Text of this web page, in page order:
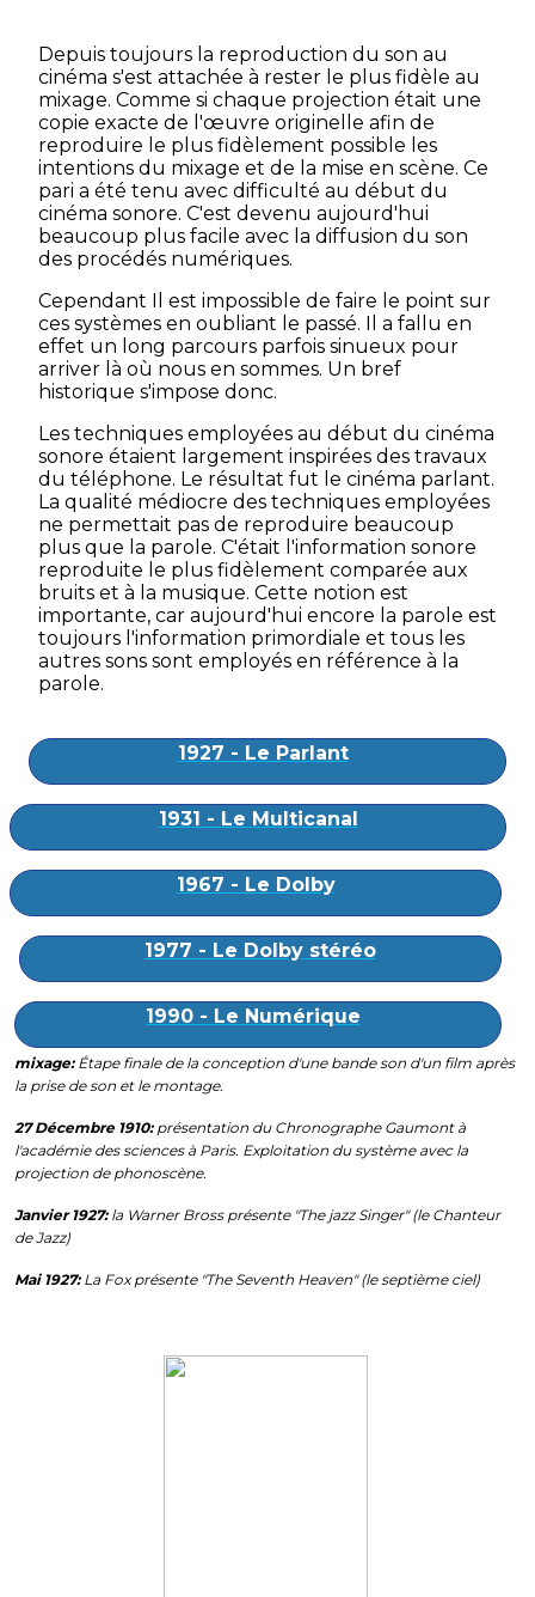
Depuis toujours la reproduction du son au
cinéma s'est attachée à rester le plus fidèle au
mixage. Comme si chaque projection était une
copie exacte de l'œuvre originelle afin de
reproduire le plus fidèlement possible les
intentions du mixage et de la mise en scène. Ce
pari a été tenu avec difficulté au début du
cinéma sonore. C'est devenu aujourd'hui
beaucoup plus facile avec la diffusion du son
des procédés numériques.
Cependant Il est impossible de faire le point sur
ces systèmes en oubliant le passé. Il a fallu en
effet un long parcours parfois sinueux pour
arriver là où nous en sommes. Un bref
historique s'impose donc.
Les techniques employées au début du cinéma
sonore étaient largement inspirées des travaux
du téléphone. Le résultat fut le cinéma parlant.
La qualité médiocre des techniques employées
ne permettait pas de reproduire beaucoup
plus que la parole. C'était l'information sonore
reproduite le plus fidèlement comparée aux
bruits et à la musique. Cette notion est
importante, car aujourd'hui encore la parole est
toujours l'information primordiale et tous les
autres sons sont employés en référence à la
parole.
1927 - Le Parlant
1931 - Le Multicanal
1967 - Le Dolby
1977 - Le Dolby stéréo
1990 - Le Numérique
mixage:Étape finale de la conception d'une bande son d'un film après
la prise de son et le montage.
27 Décembre 1910:présentation du Chronographe Gaumont à
l'académie des sciences à Paris. Exploitation du système avec la
projection de phonoscène.
Janvier 1927:la Warner Bross présente "The jazz Singer" (le Chanteur
de Jazz)
Mai 1927:La Fox présente "The Seventh Heaven" (le septième ciel)